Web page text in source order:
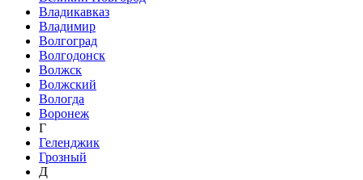
Владикавказ
Владимир
Волгоград
Волгодонск
Волжск
Волжский
Вологда
Воронеж
Г
Геленджик
Грозный
Д